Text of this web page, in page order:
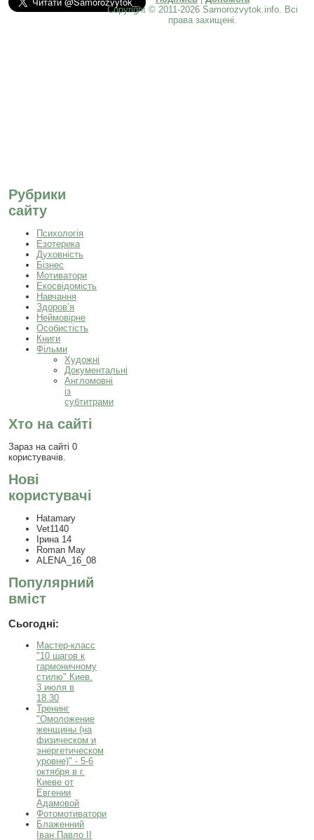
Рубрики
сайту
Психологія
Езотерика
Духовність
Бізнес
Мотиватори
Екосвідомість
Навчання
Здоров’я
Неймовірне
Особистість
Книги
Фільми
Художні
Документальні
Англомовні
із
субтитрами
Хто на сайті
Зараз на сайті 0
користувачів.
Нові
користувачі
Hatamary
Vet1140
Ірина 14
Roman May
ALENA_16_08
Популярний
вміст
Сьогодні:
Мастер-класс
"10 шагов к
гармоничному
стилю" Киев.
3 июля в
18.30
Тренинг
"Омоложение
женщины (на
физическом и
энергетическом
уровне)" - 5-6
октября в г.
Киеве от
Евгении
Адамовой
Фотомотиватори
Блаженний
Іван Павло ІІ
Copyright © 2011-2026 Samorozvytok.info. Всі
права захищені.